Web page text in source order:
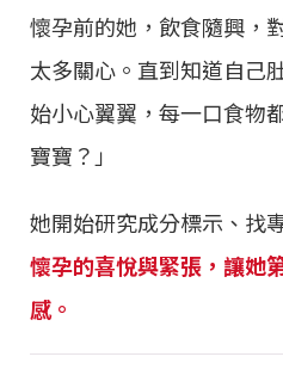
懷孕前的她，飲食隨興，
太多關心。直到知道自己
始小心翼翼，每一口食物
寶寶？」
她開始研究成分標示、找
懷孕的喜悅與緊張，讓她
感。